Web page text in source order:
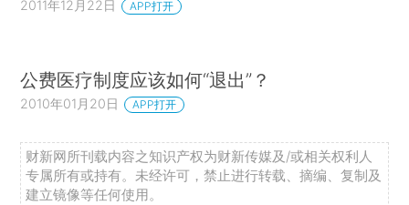
2011年12月22日 APP打开
公费医疗制度应该如何“退出”？
2010年01月20日 APP打开
财新网所刊载内容之知识产权为财新传媒及/或相关权利人
专属所有或持有。未经许可，禁止进行转载、摘编、复制及
建立镜像等任何使用。